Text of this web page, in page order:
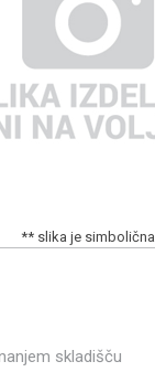
** slika je simbolična
skladišču